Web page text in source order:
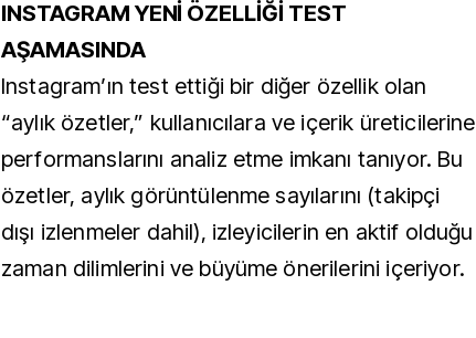
INSTAGRAM YENİ ÖZELLİĞİ TEST
AŞAMASINDA
Instagram’ın test ettiği bir diğer özellik olan
“aylık özetler,” kullanıcılara ve içerik üreticilerine
performanslarını analiz etme imkanı tanıyor. Bu
özetler, aylık görüntülenme sayılarını (takipçi
dışı izlenmeler dahil), izleyicilerin en aktif olduğu
zaman dilimlerini ve büyüme önerilerini içeriyor.